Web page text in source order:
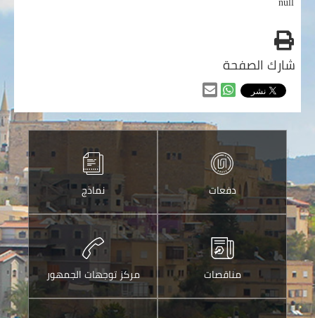
طباعه
شارك الصفحة
مشاركه
من
خلال
الواتس
اب
مشاركه
من
خلال
ارسالها
عبر
البريد
الالكتروني
دفعات نماذج
مناقصات مركز توجهات الجمهور